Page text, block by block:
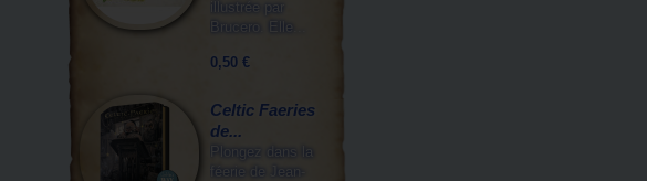
illustrée par
Brucero. Elle...
0,50 €
Celtic Faeries
de...
Plongez dans la
féerie de Jean-